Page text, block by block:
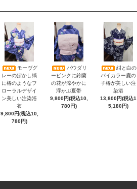
モーヴグ
レーのぼかし縞
に椿のようなフ
ローラルデザイ
ン美しい注染浴
衣
9,800円(税込10,
780円)
パウダリ
ーピンクに鈴蘭
の花が涼やかに
浮かぶ夏帯
9,800円(税込10,
780円)
紺と白の
バイカラー鹿の
子椿が美しい注
染浴
13,800円(税込1
5,180円)